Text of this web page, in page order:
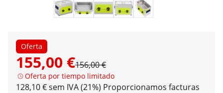
Oferta
155,00 €156,00 €
Oferta por tiempo limitado
128,10 € sem IVA (21%) Proporcionamos facturas